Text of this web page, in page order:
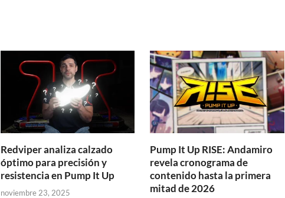
Redviper analiza calzado
óptimo para precisión y
resistencia en Pump It Up
noviembre 23, 2025
Pump It Up RISE: Andamiro
revela cronograma de
contenido hasta la primera
mitad de 2026